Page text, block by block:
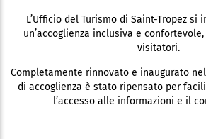
L’Ufficio del Turismo di Saint-Tropez si
un’accoglienza inclusiva e
visitatori.
Completamente rinnovato e inaugurato
di accoglienza è stato ripensato per
l’accesso alle informazioni e il